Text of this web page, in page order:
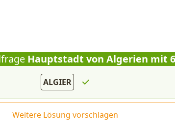
Hauptstadt von Algerien mit
ALGIER
Weitere Lösung vorschlagen